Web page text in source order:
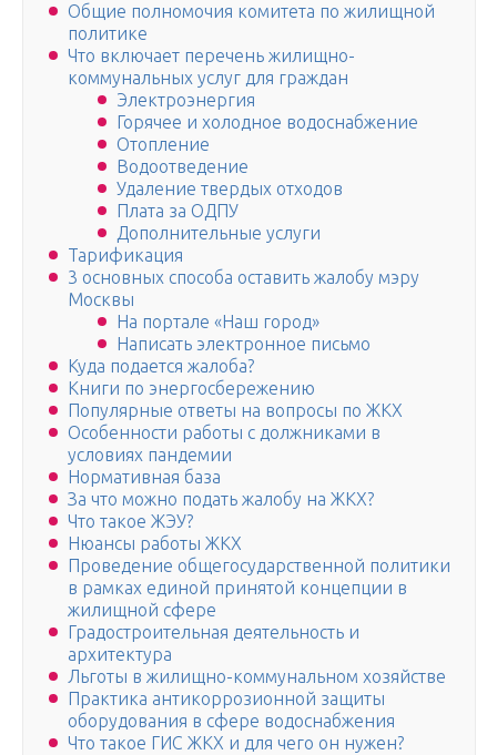
Общие полномочия комитета по жилищной
политике
Что включает перечень жилищно-
коммунальных услуг для граждан
Электроэнергия
Горячее и холодное водоснабжение
Отопление
Водоотведение
Удаление твердых отходов
Плата за ОДПУ
Дополнительные услуги
Тарификация
3 основных способа оставить жалобу мэру
Москвы
На портале «Наш город»
Написать электронное письмо
Куда подается жалоба?
Книги по энергосбережению
Популярные ответы на вопросы по ЖКХ
Особенности работы с должниками в
условиях пандемии
Нормативная база
За что можно подать жалобу на ЖКХ?
Что такое ЖЭУ?
Нюансы работы ЖКХ
Проведение общегосударственной политики
в рамках единой принятой концепции в
жилищной сфере
Градостроительная деятельность и
архитектура
Льготы в жилищно-коммунальном хозяйстве
Практика антикоррозионной защиты
оборудования в сфере водоснабжения
Что такое ГИС ЖКХ и для чего он нужен?